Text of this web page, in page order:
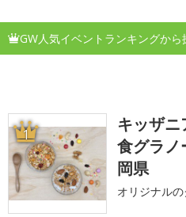
GW人気イベントランキングから
1
キッザ
食グラノ
岡県
オリジナル